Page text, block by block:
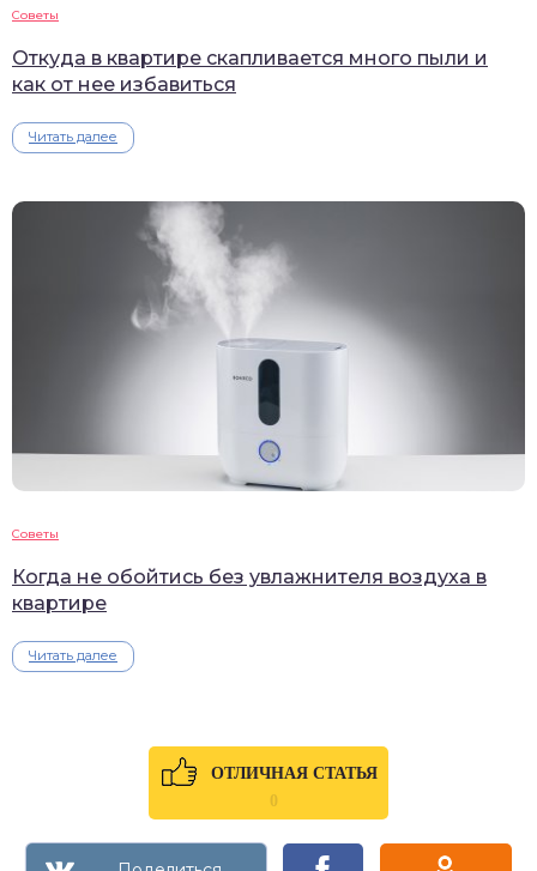
Советы
Откуда в квартире скапливается много пыли и
как от нее избавиться
Читать далее
Советы
Когда не обойтись без увлажнителя воздуха в
квартире
Читать далее
ОТЛИЧНАЯ СТАТЬЯ
0